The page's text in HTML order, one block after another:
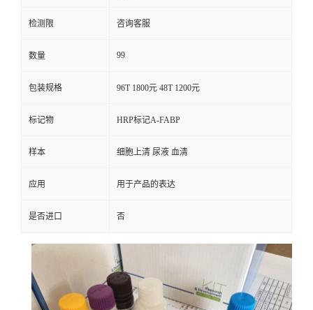
检测限 咨询客服
数量 99
包装规格 96T 1800元 48T 1200元
标记物 HRP标记A-FABP
样本 细胞上清 尿液 血清
应用 用于产品的表达
是否进口 否